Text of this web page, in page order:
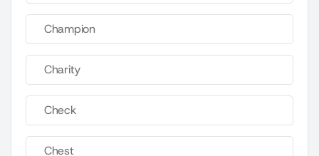
Champion
Charity
Check
Chest